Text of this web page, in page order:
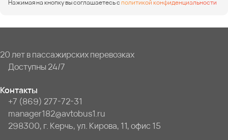
Нажимая на кнопку вы соглашаетесь сполитикой конфиденциальности
20 лет в пассажирских перевозках
Доступны 24/7
Контакты
+7 (869) 277-72-31
manager182@avtobus1.ru
298300, г. Керчь, ул. Кирова, 11, офис 15